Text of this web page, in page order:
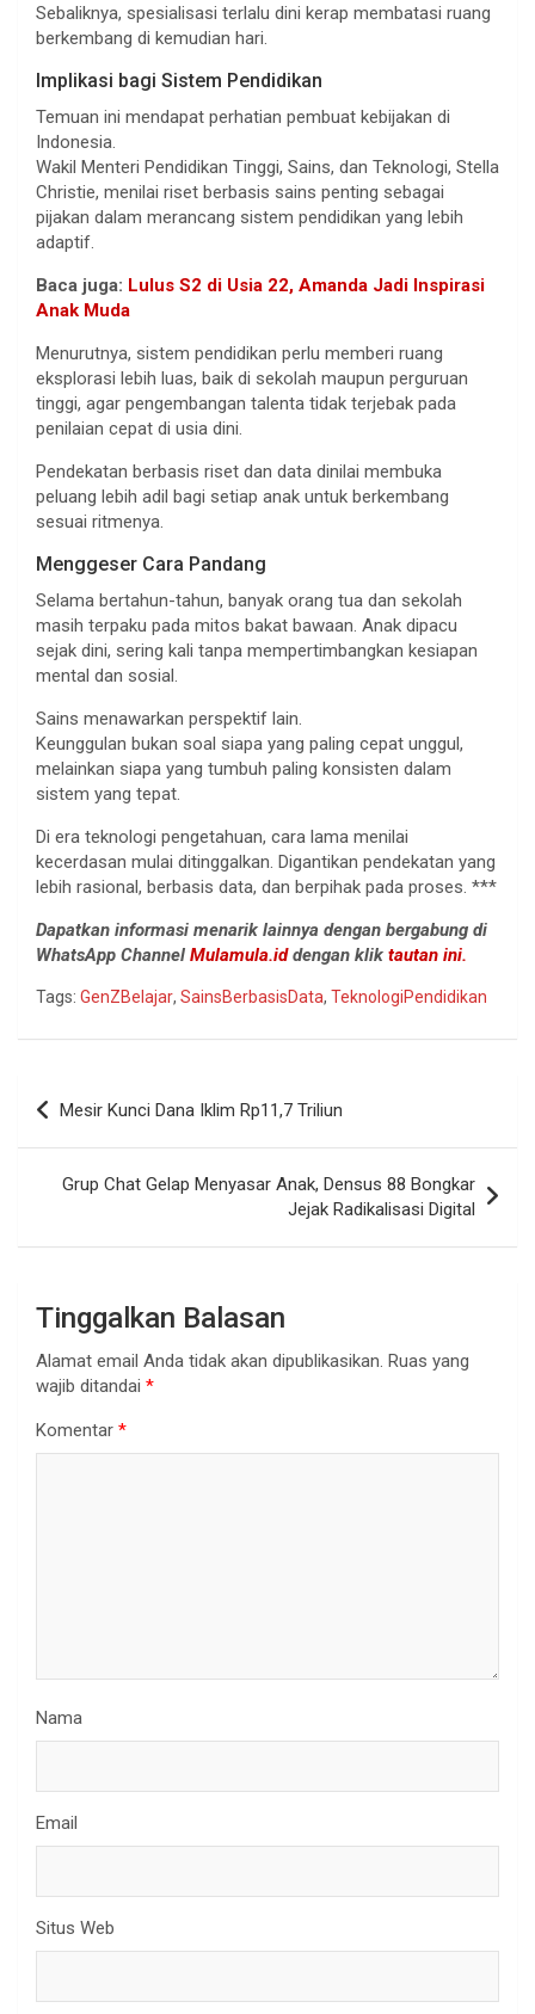
Sebaliknya, spesialisasi terlalu dini kerap membatasi ruang
berkembang di kemudian hari.
Implikasi bagi Sistem Pendidikan
Temuan ini mendapat perhatian pembuat kebijakan di
Indonesia.
Wakil Menteri Pendidikan Tinggi, Sains, dan Teknologi, Stella
Christie, menilai riset berbasis sains penting sebagai
pijakan dalam merancang sistem pendidikan yang lebih
adaptif.
Baca juga: Lulus S2 di Usia 22, Amanda Jadi Inspirasi
Anak Muda
Menurutnya, sistem pendidikan perlu memberi ruang
eksplorasi lebih luas, baik di sekolah maupun perguruan
tinggi, agar pengembangan talenta tidak terjebak pada
penilaian cepat di usia dini.
Pendekatan berbasis riset dan data dinilai membuka
peluang lebih adil bagi setiap anak untuk berkembang
sesuai ritmenya.
Menggeser Cara Pandang
Selama bertahun-tahun, banyak orang tua dan sekolah
masih terpaku pada mitos bakat bawaan. Anak dipacu
sejak dini, sering kali tanpa mempertimbangkan kesiapan
mental dan sosial.
Sains menawarkan perspektif lain.
Keunggulan bukan soal siapa yang paling cepat unggul,
melainkan siapa yang tumbuh paling konsisten dalam
sistem yang tepat.
Di era teknologi pengetahuan, cara lama menilai
kecerdasan mulai ditinggalkan. Digantikan pendekatan yang
lebih rasional, berbasis data, dan berpihak pada proses. ***
Dapatkan informasi menarik lainnya dengan bergabung di
WhatsApp Channel Mulamula.iddengan klik tautan ini.
Tags: GenZBelajar, SainsBerbasisData, TeknologiPendidikan
Navigasi
pos
Mesir Kunci Dana Iklim Rp11,7 Triliun
Grup Chat Gelap Menyasar Anak, Densus 88 Bongkar
Jejak Radikalisasi Digital
Tinggalkan Balasan
Alamat email Anda tidak akan dipublikasikan. Ruas yang
wajib ditandai *
Komentar *
Nama
Email
Situs Web